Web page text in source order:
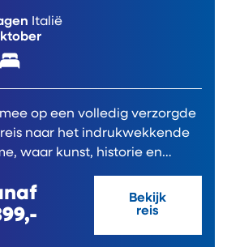
Italië
op een volledig verzorgde
naar het indrukwekkende
waar kunst, historie en
Bekijk
reis